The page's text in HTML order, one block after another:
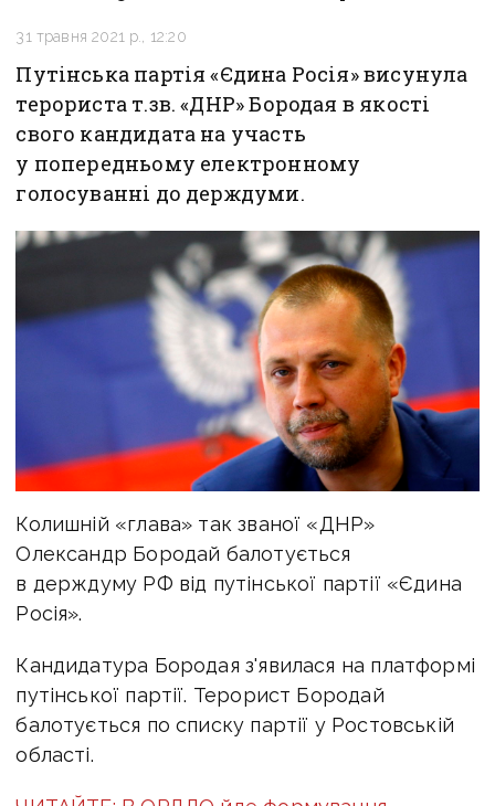
31 травня 2021 р., 12:20
Путінська партія «Єдина Росія» висунула
терориста т.зв. «ДНР» Бородая в якості
свого кандидата на участь
у попередньому електронному
голосуванні до держдуми.
Колишній «глава» так званої «ДНР»
Олександр Бородай балотується
в держдуму РФ від путінської партії «Єдина
Росія».
Кандидатура Бородая з'явилася на платформі
путінської партії. Терорист Бородай
балотується по списку партії у Ростовській
області.